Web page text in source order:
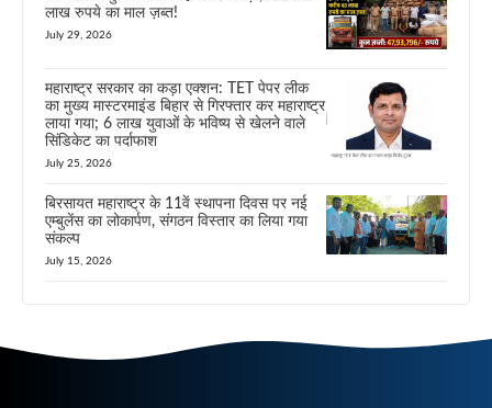
लाख रुपये का माल ज़ब्त!
July 29, 2026
महाराष्ट्र सरकार का कड़ा एक्शन: TET पेपर लीक
का मुख्य मास्टरमाइंड बिहार से गिरफ्तार कर महाराष्ट्र
लाया गया; 6 लाख युवाओं के भविष्य से खेलने वाले
सिंडिकेट का पर्दाफाश
July 25, 2026
बिरसायत महाराष्ट्र के 11वें स्थापना दिवस पर नई
एम्बुलेंस का लोकार्पण, संगठन विस्तार का लिया गया
संकल्प
July 15, 2026